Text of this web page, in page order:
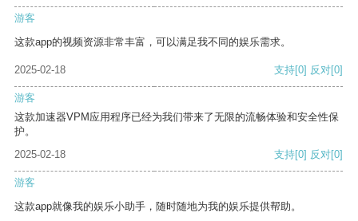
游客
这款app的视频资源非常丰富，可以满足我不同的娱乐需求。
2025-02-18 支持[0] 反对[0]
游客
这款加速器VPM应用程序已经为我们带来了无限的流畅体验和安全性保
护。
2025-02-18
支持[0] 反对[0]
游客
这款app就像我的娱乐小助手，随时随地为我的娱乐提供帮助。